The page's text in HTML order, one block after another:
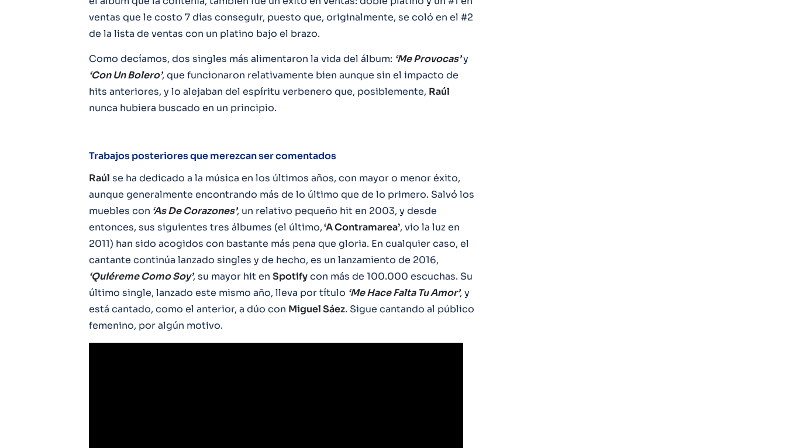
ventas que le costo 7 días conseguir, puesto que, originalmente, se coló en el #2
de la lista de ventas con un platino bajo el brazo.
Como decíamos, dos singles más alimentaron la vida del álbum: ‘Me Provocas’y
‘Con Un Bolero’, que funcionaron relativamente bien aunque sin el impacto de
hits anteriores, y lo alejaban del espíritu verbenero que, posiblemente, Raúl
nunca hubiera buscado en un principio.
Trabajos posteriores que merezcan ser comentados
Raúl se ha dedicado a la música en los últimos años, con mayor o menor éxito,
aunque generalmente encontrando más de lo último que de lo primero. Salvó los
muebles con ‘As De Corazones’, un relativo pequeño hit en 2003, y desde
entonces, sus siguientes tres álbumes (el último,‘A Contramarea’, vio la luz en
2011) han sido acogidos con bastante más pena que gloria. En cualquier caso, el
cantante continúa lanzado singles y de hecho, es un lanzamiento de 2016,
‘Quiéreme Como Soy’, su mayor hit en Spotifycon más de 100.000 escuchas. Su
último single, lanzado este mismo año, lleva por título ‘Me Hace Falta Tu Amor’, y
está cantado, como el anterior, a dúo con Miguel Sáez. Sigue cantando al público
femenino, por algún motivo.